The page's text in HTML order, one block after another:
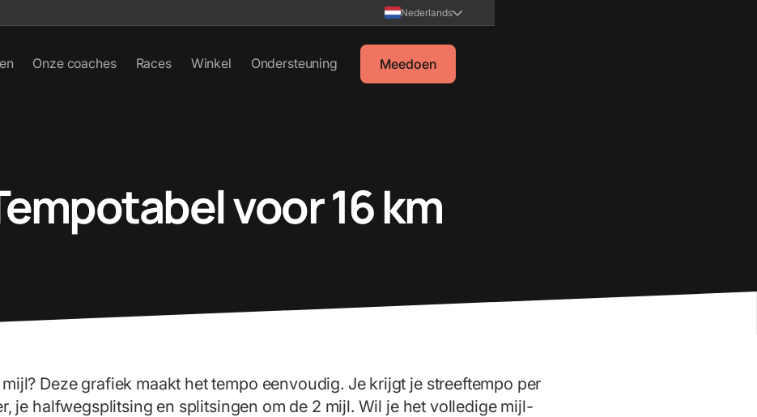
Nederlands
Onze coaches Races Winkel Ondersteuning Meedoen
voor 16 km
Deze grafiek maakt het tempo eenvoudig. Je krijgt je streeftempo per
je halfwegsplitsing en splitsingen om de 2 mijl. Wil je het volledige mijl-